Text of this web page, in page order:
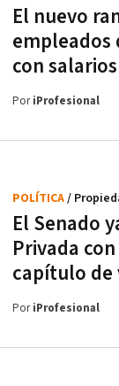
El nuevo
empleados
con
PoriProfesional
El Senado
Privada
capítulo de
POLÍTICA/
PoriProfesional